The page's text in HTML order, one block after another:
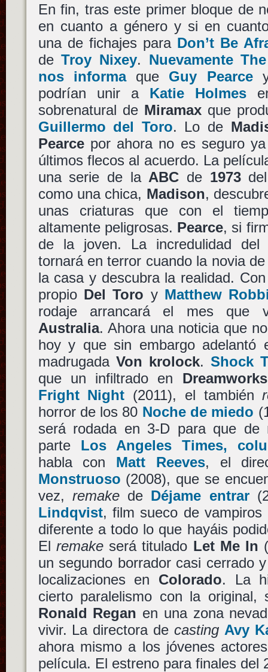
En fin, tras este primer bloque de
en cuanto a género y si en
una de fichajes para Don’t Be
deTroy Nixey. Nuevamente
nos informaque Guy Pearce
podrían unir a Katie Holmes
sobrenatural de Miramaxque
Guillermo del Toro. Lo de
Pearcepor ahora no es seguro
últimos flecos al acuerdo. La
una serie de la ABC de 1973del
como una chica, Madison,
unas criaturas que con el
altamente peligrosas. Pearce, si
de la joven. La incredulidad
tornará en terror cuando la novia
la casa y descubra la realidad.
propio Del Toro y Matthew
rodaje arrancará el mes
Australia. Ahora una noticia que
hoy y que sin embargo adelantó
madrugada Von krolock. Shock
que un infiltrado en Dreamworks
Fright Night (2011), el también
horror de los 80 Noche de miedo
será rodada en 3-D para que de
parte Los Angeles Times,
habla con Matt Reeves, el
Monstruoso (2008), que se
vez, remakede Déjame entrar
Lindqvist, film sueco de vampiros
diferente a todo lo que hayáis
El remakeserá titulado Let Me In
un segundo borrador casi cerrado
localizaciones en Colorado. La
cierto paralelismo con la
Ronald Regan en una zona
vivir. La directora decasting Avy
ahora mismo a los jóvenes
película. El estreno para finales del